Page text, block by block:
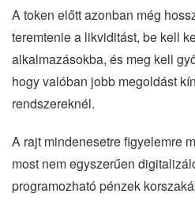
A token előtt azonban még
teremtenie a likviditást, be kell
alkalmazásokba, és meg kell
hogy valóban jobb megoldást
rendszereknél.
A rajt mindenesetre figyelemre
most nem egyszerűen
programozható pénzek